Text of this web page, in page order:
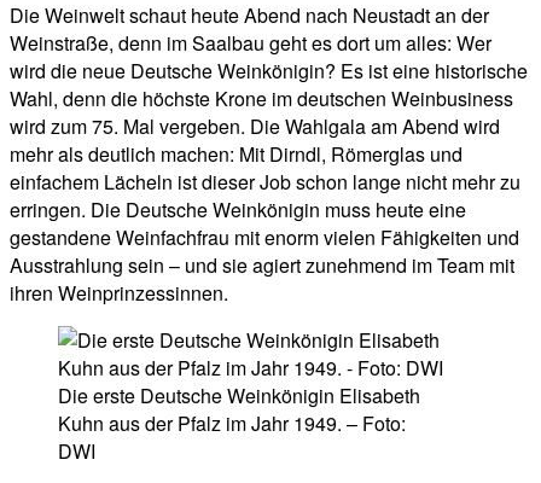
Die Weinwelt schaut heute Abend nach Neustadt an der
Weinstraße, denn im Saalbau geht es dort um alles: Wer
wird die neue Deutsche Weinkönigin? Es ist eine historische
Wahl, denn die höchste Krone im deutschen Weinbusiness
wird zum 75. Mal vergeben. Die Wahlgala am Abend wird
mehr als deutlich machen: Mit Dirndl, Römerglas und
einfachem Lächeln ist dieser Job schon lange nicht mehr zu
erringen. Die Deutsche Weinkönigin muss heute eine
gestandene Weinfachfrau mit enorm vielen Fähigkeiten und
Ausstrahlung sein – und sie agiert zunehmend im Team mit
ihren Weinprinzessinnen.
Die erste Deutsche Weinkönigin Elisabeth
Kuhn aus der Pfalz im Jahr 1949. – Foto:
DWI